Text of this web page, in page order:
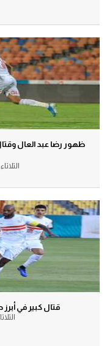
الدوري الإنجليزي
الدوري الإسباني
دوري أبطال أوروبا
القسم الثاني
كرة السلة الأمريكية
كرة سلة
كرة طائرة
الوطن العربي
ظهور رضا عبد العال
الثلاثاء، 22 سبتمبر 2020
قتال كبير في
الثلاثاء، 28 يوليه